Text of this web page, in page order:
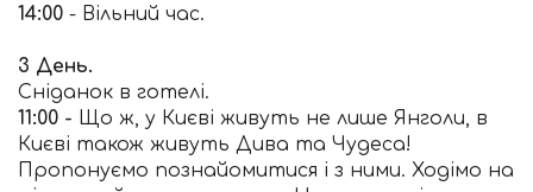
14:00 - Вільний час.
3 День.
Сніданок в готелі.
11:00 - Що ж, у Києві живуть не лише Янголи, в
Києві також живуть Дива та Чудеса!
Пропонуємо познайомитися і з ними. Ходімо на